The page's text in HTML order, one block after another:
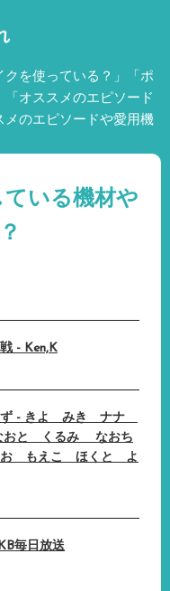
クを使っている？」「ポ
オススメのエピソード
のエピソードや愛用機
いる機材や
- Ken,K
ず - きよ みき ナナ
おと くるみ なおち
もえこ ほくと よ
毎日放送